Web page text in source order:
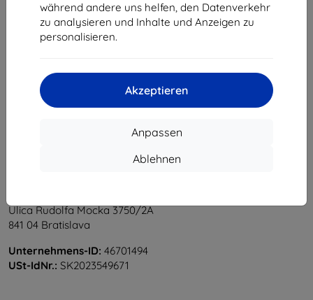
während andere uns helfen, den Datenverkehr
zu analysieren und Inhalte und Anzeigen zu
personalisieren.
Akzeptieren
Anpassen
Ablehnen
1
Ulica Rudolfa Mocka 3750/2A
841 04 Bratislava
Unternehmens-ID: 46701494
USt-IdNr.: SK2023549671